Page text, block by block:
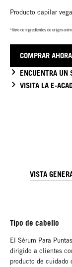
Producto capilar
*libre de ingredientes de origen
COMPRAR AHORA
ENCUENTRA UN
VISITA LA E-
VISTA
Tipo de cabello
El Sérum Para
dirigido a clientes
producto de